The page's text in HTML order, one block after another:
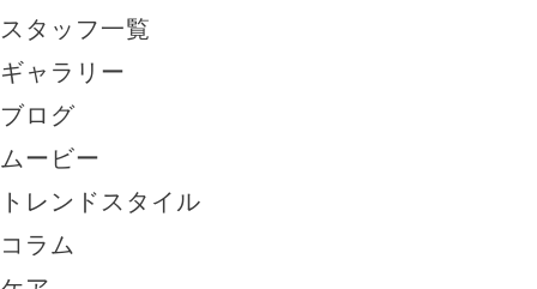
スタッフ一覧
ギャラリー
ブログ
ムービー
トレンドスタイル
コラム